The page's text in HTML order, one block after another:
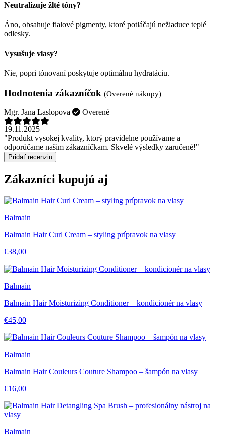
Neutralizuje žlté tóny?
Áno, obsahuje fialové pigmenty, ktoré potláčajú nežiaduce teplé
odlesky.
Vysušuje vlasy?
Nie, popri tónovaní poskytuje optimálnu hydratáciu.
Hodnotenia zákazníčok (Overené nákupy)
Mgr. Jana Laslopova
Overené
19.11.2025
"Produkt vysokej kvality, ktorý pravidelne používame a
odporúčame našim zákazníčkam. Skvelé výsledky zaručené!"
Pridať recenziu
Zákazníci kupujú aj
Balmain
Balmain Hair Curl Cream – styling prípravok na vlasy
€38,00
Balmain
Balmain Hair Moisturizing Conditioner – kondicionér na vlasy
€45,00
Balmain
Balmain Hair Couleurs Couture Shampoo – šampón na vlasy
€16,00
Balmain